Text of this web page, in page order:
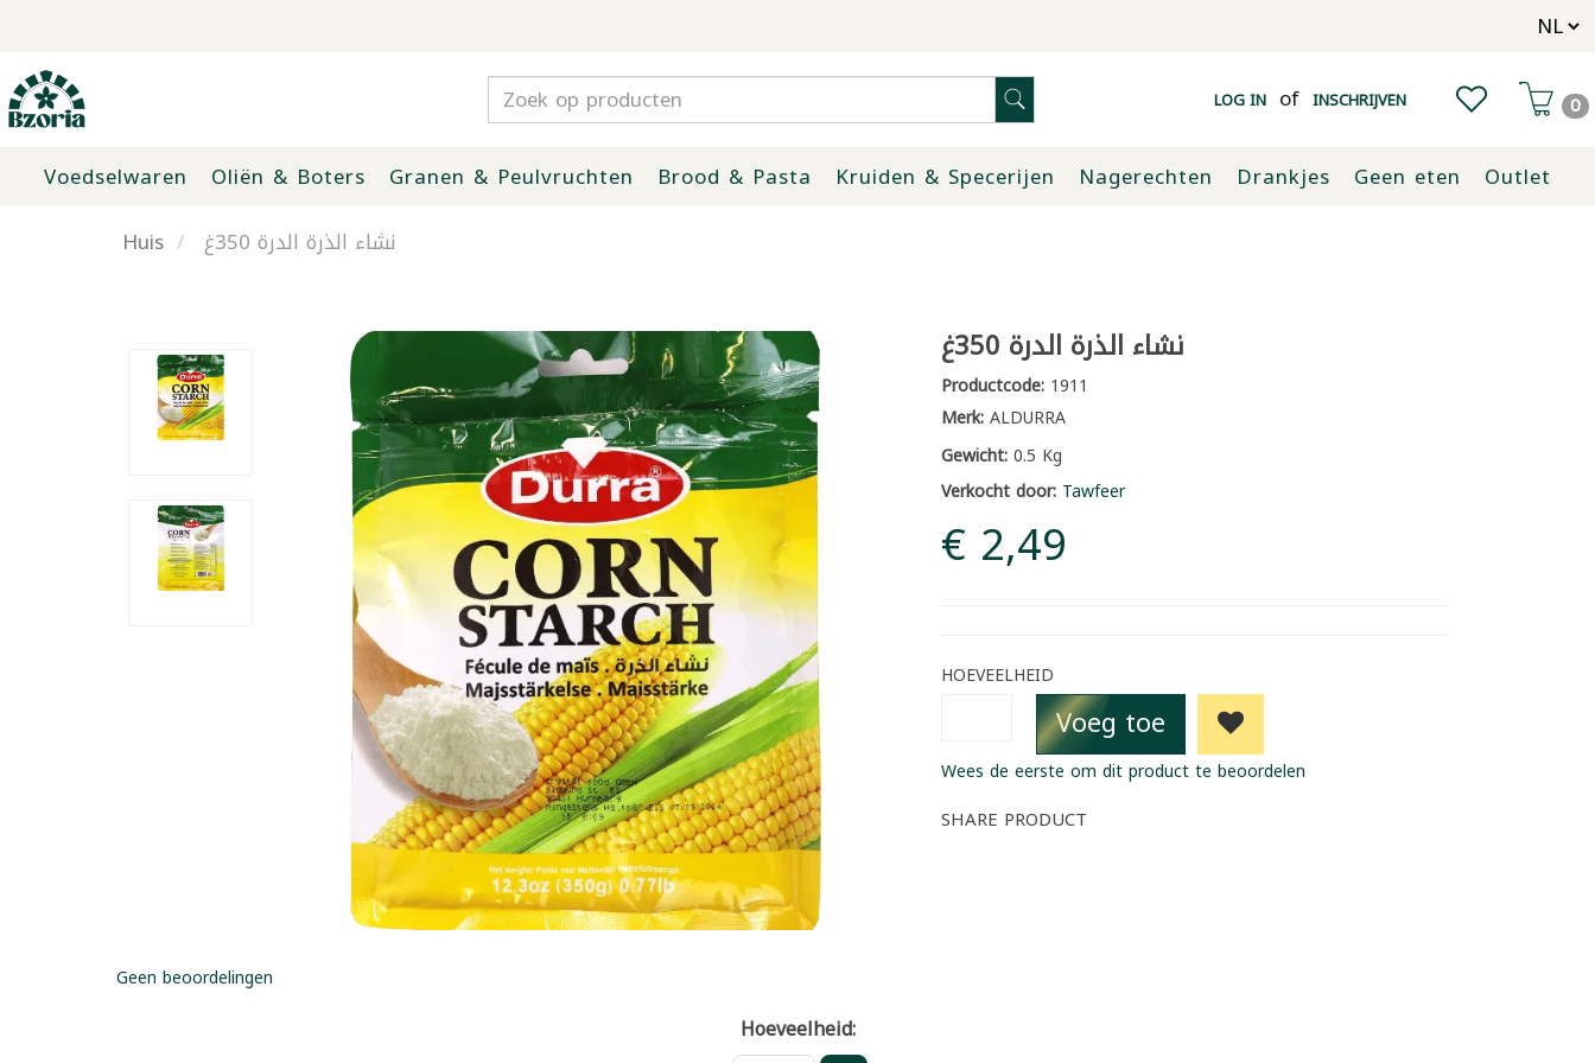
LOG IN of INSCHRIJVEN 0
Voedselwaren Oliën & Boters Granen & Peulvruchten Brood & Pasta Kruiden & Specerijen Nagerechten Drankjes Geen eten
Outlet
Huis
نشاء الذرة الدرة 350غ
نشاء الذرة الدرة 350غ
Productcode:1911
Merk:ALDURRA
Gewicht:0.5 Kg
Verkocht door: Tawfeer
€ 2,49
HOEVEELHEID
Voeg toe
Wees de eerste om dit product te beoordelen
SHARE PRODUCT
Geen beoordelingen
Hoeveelheid: